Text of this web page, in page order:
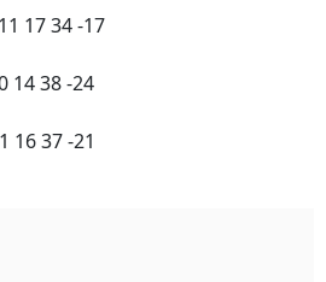
17 34 -17
14 38 -24
16 37 -21